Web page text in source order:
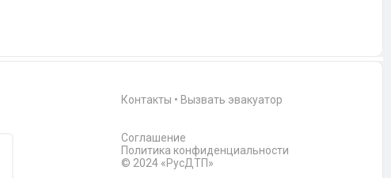
Контакты • Вызвать эвакуатор
Соглашение
Политика конфиденциальности
© 2024 «РусДТП»